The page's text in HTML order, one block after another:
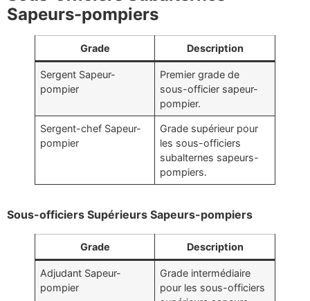
Sapeurs-pompiers
Grade Description
Sergent Sapeur-
pompier
Premier grade de
sous-officier sapeur-
pompier.
Sergent-chef Sapeur-
pompier
Grade supérieur pour
les sous-officiers
subalternes sapeurs-
pompiers.
Sous-officiers Supérieurs Sapeurs-pompiers
Grade Description
Adjudant Sapeur-
pompier
Grade intermédiaire
pour les sous-officiers